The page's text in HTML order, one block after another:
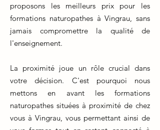
proposons les meilleurs prix pour les
formations naturopathes à Vingrau, sans
jamais compromettre la qualité de
l'enseignement.
La proximité joue un rôle crucial dans
votre décision. C'est pourquoi nous
mettons en avant les formations
naturopathes situées à proximité de chez
vous à Vingrau, vous permettant ainsi de